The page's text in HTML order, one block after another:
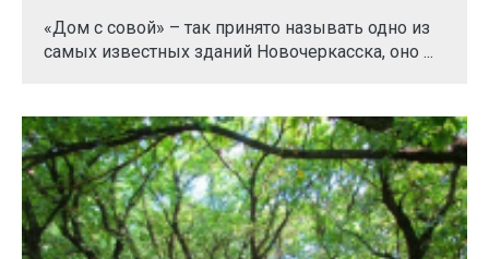
«Дом с совой» – так принято называть одно из
самых известных зданий Новочеркасска, оно ...